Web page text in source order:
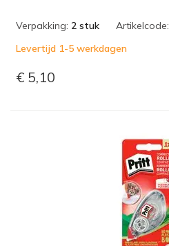
Verpakking: 2 stuk Artikelcode:
Levertijd 1-5 werkdagen
€ 5,10